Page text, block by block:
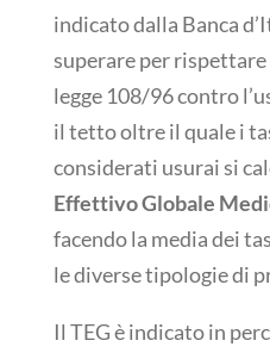
indicato dalla Banca
superare per
legge 108/96 contro
il tetto oltre il quale i
considerati usurai si
Effettivo Globale
facendo la media dei
le diverse tipologie di
Il TEG è indicato in